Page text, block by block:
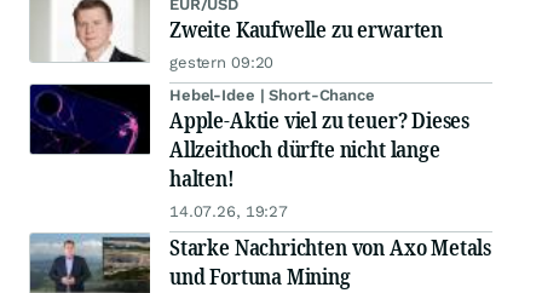
EUR/USD
Zweite Kaufwelle zu erwarten
gestern 09:20
Hebel-Idee | Short-Chance
Apple-Aktie viel zu teuer? Dieses
Allzeithoch dürfte nicht lange
halten!
14.07.26, 19:27
Starke Nachrichten von Axo Metals
und Fortuna Mining